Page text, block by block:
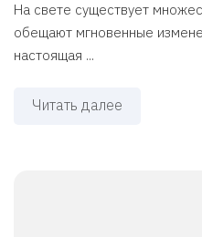
На свете существует
обещают мгновенные
настоящая ...
Читать далее